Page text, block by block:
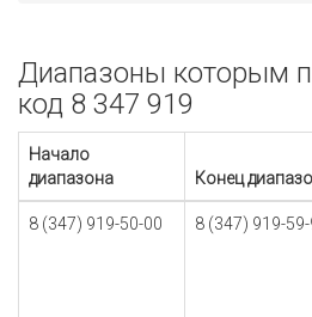
Диапазоны которым
код 8 347 919
Начало
диапазона
Конец
8 (347) 919-50-00 8 (347) 919-